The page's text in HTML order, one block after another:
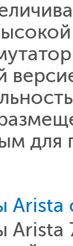
Arista
Arista